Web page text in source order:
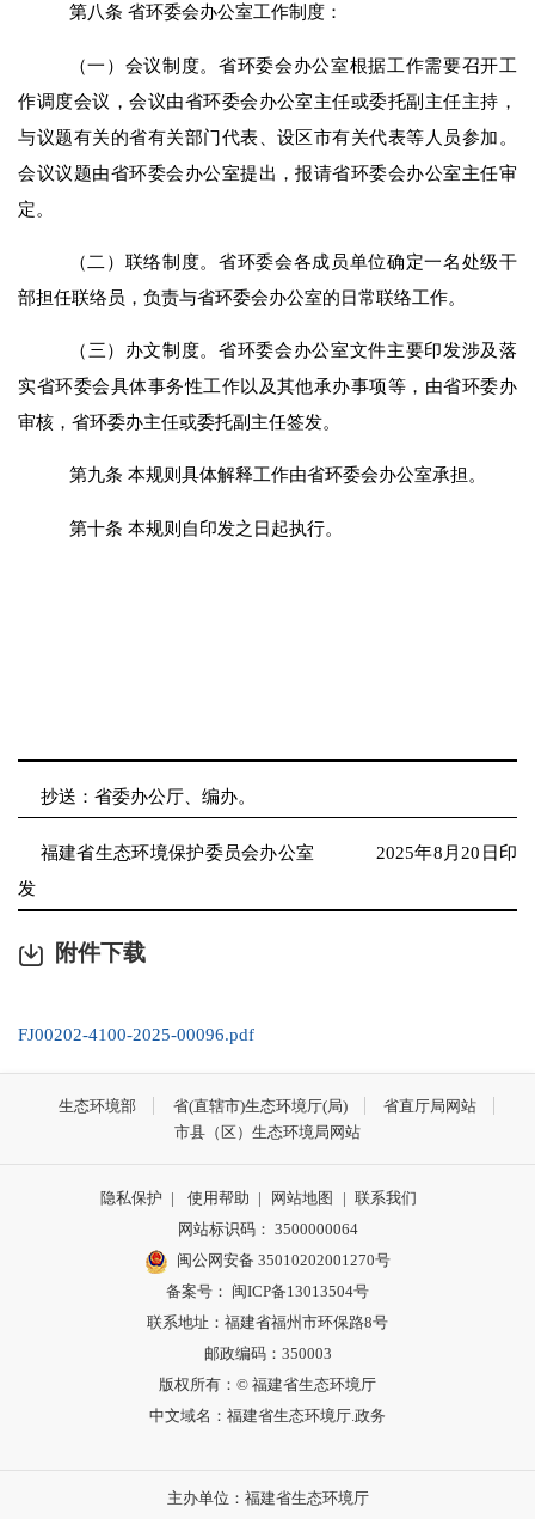
第八条 省环委会办公室工作制度：
（一）会议制度。省环委会办公室根据工作需要召开工
作调度会议，会议由省环委会办公室主任或委托副主任主持，
与议题有关的省有关部门代表、设区市有关代表等人员参加。
会议议题由省环委会办公室提出，报请省环委会办公室主任审
定。
（二）联络制度。省环委会各成员单位确定一名处级干
部担任联络员，负责与省环委会办公室的日常联络工作。
（ 三） 办文制度。省环委会办公室文件主要印发涉及落
实省环委会具体事务性工作以及其他承办事项等，由省环委办
审核，省环委办主任或委托副主任签发。
第九条 本规则具体解释工作由省环委会办公室承担。
第十条 本规则自印发之日起执行。
抄送： 省委办公厅、编办。
福建省生态环境保护委员会办公室 2025年8 月 20 日印
发
附件下载
FJ00202-4100-2025-00096.pdf
生态环境部 省(直辖市)生态环境厅(局)
省直厅局网站
市县（区）生态环境局网站
隐私保护 | 使用帮助 | 网站地图 | 联系我们
网站标识码： 3500000064
闽公网安备 35010202001270号
备案号： 闽ICP备13013504号
联系地址：福建省福州市环保路8号
邮政编码：350003
版权所有：© 福建省生态环境厅
中文域名：福建省生态环境厅.政务
主办单位：福建省生态环境厅